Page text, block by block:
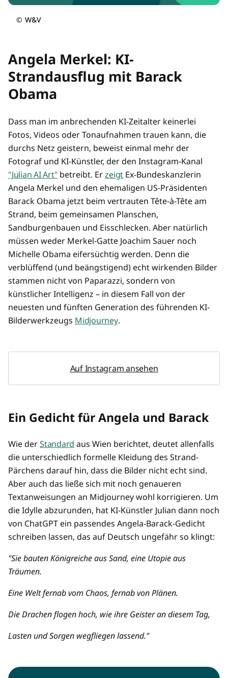
© W&V
Angela Merkel: KI-
Strandausflug mit Barack
Obama
Dass man im anbrechenden KI-Zeitalter keinerlei
Fotos, Videos oder Tonaufnahmen trauen kann, die
durchs Netz geistern, beweist einmal mehr der
Fotograf und KI-Künstler, der den Instagram-Kanal
"Julian AI Art" betreibt. Erzeigt Ex-Bundeskanzlerin
Angela Merkel und den ehemaligen US-Präsidenten
Barack Obama jetzt beim vertrauten Tête-à-Tête am
Strand, beim gemeinsamen Planschen,
Sandburgenbauen und Eisschlecken. Aber natürlich
müssen weder Merkel-Gatte Joachim Sauer noch
Michelle Obama eifersüchtig werden. Denn die
verblüffend (und beängstigend) echt wirkenden Bilder
stammen nicht von Paparazzi, sondern von
künstlicher Intelligenz – in diesem Fall von der
neuesten und fünften Generation des führenden KI-
Bilderwerkzeugs Midjourney.
Auf Instagram ansehen
Ein Gedicht für Angela und Barack
Wie derStandard aus Wien berichtet, deutet allenfalls
die unterschiedlich formelle Kleidung des Strand-
Pärchens darauf hin, dass die Bilder nicht echt sind.
Aber auch das ließe sich mit noch genaueren
Textanweisungen an Midjourney wohl korrigieren. Um
die Idylle abzurunden, hat KI-Künstler Julian dann noch
von ChatGPT ein passendes Angela-Barack-Gedicht
schreiben lassen, das auf Deutsch ungefähr so klingt:
"Sie bauten Königreiche aus Sand, eine Utopie aus
Träumen.
Eine Welt fernab vom Chaos, fernab von Plänen.
Die Drachen flogen hoch, wie ihre Geister an diesem Tag,
Lasten und Sorgen wegfliegen lassend."